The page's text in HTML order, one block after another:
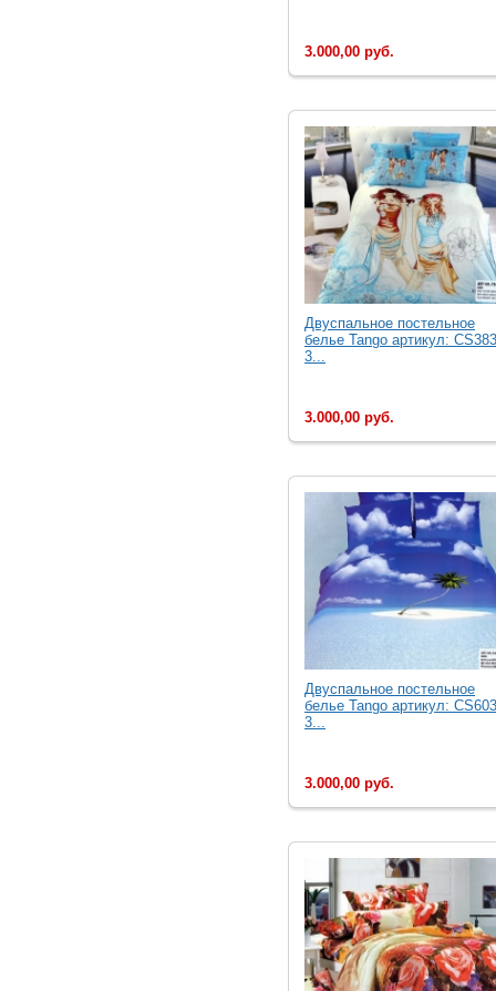
3.000,00 руб.
Двуcпальное постельное
белье Tango артикул:
3...
3.000,00 руб.
Двуcпальное постельное
белье Tango артикул:
3...
3.000,00 руб.